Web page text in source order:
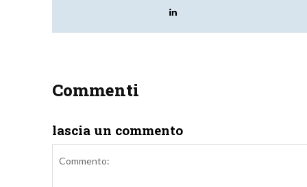
Commenti
lascia un commento